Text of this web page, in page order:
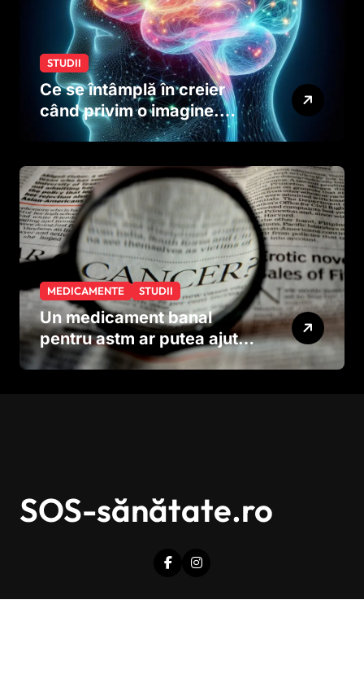
STUDII
Ce se întâmplă în creier
când privim o imagine.
Studiul care explică rolul
MEDICAMENTE STUDII
Un medicament banal
pentru astm ar putea ajuta
în lupta împotriva
SOS-sănătate.ro